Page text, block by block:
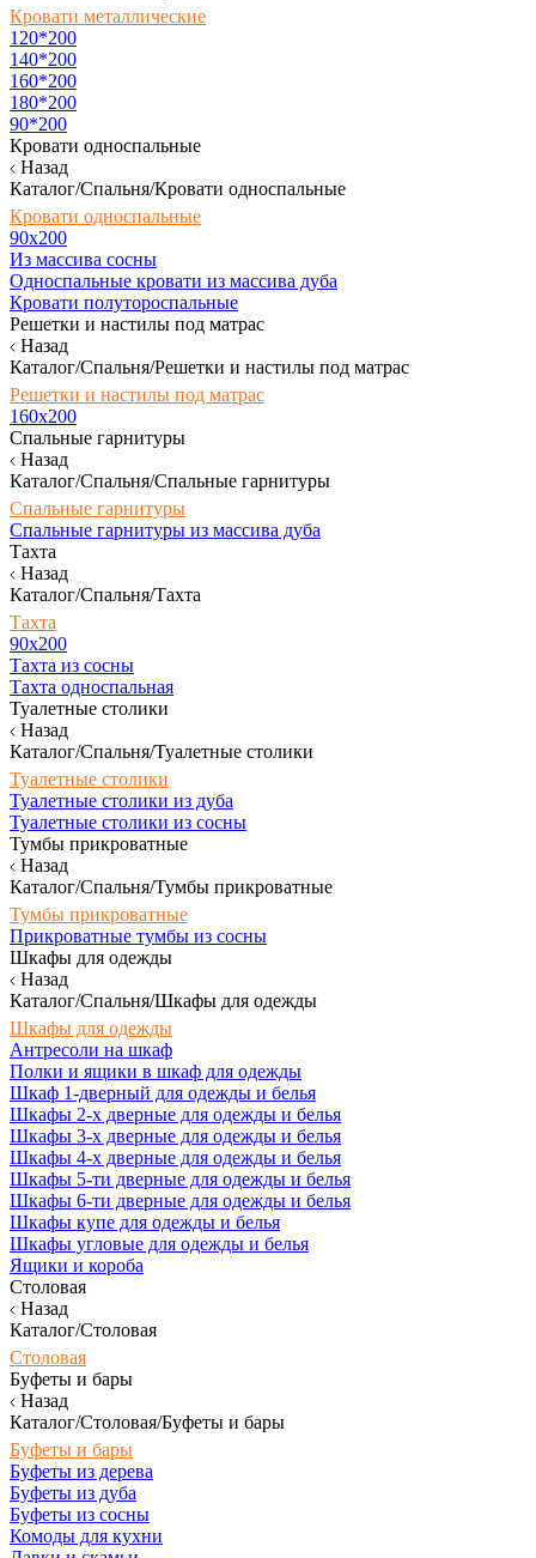
Кровати металлические
120*200
140*200
160*200
180*200
90*200
Кровати односпальные
Назад
Каталог/Спальня/Кровати односпальные
Кровати односпальные
90х200
Из массива сосны
Односпальные кровати из массива дуба
Кровати полутороспальные
Решетки и настилы под матрас
Назад
Каталог/Спальня/Решетки и настилы под матрас
Решетки и настилы под матрас
160х200
Спальные гарнитуры
Назад
Каталог/Спальня/Спальные гарнитуры
Спальные гарнитуры
Спальные гарнитуры из массива дуба
Тахта
Назад
Каталог/Спальня/Тахта
Тахта
90х200
Тахта из сосны
Тахта односпальная
Туалетные столики
Назад
Каталог/Спальня/Туалетные столики
Туалетные столики
Туалетные столики из дуба
Туалетные столики из сосны
Тумбы прикроватные
Назад
Каталог/Спальня/Тумбы прикроватные
Тумбы прикроватные
Прикроватные тумбы из сосны
Шкафы для одежды
Назад
Каталог/Спальня/Шкафы для одежды
Шкафы для одежды
Антресоли на шкаф
Полки и ящики в шкаф для одежды
Шкаф 1-дверный для одежды и белья
Шкафы 2-х дверные для одежды и белья
Шкафы 3-х дверные для одежды и белья
Шкафы 4-х дверные для одежды и белья
Шкафы 5-ти дверные для одежды и белья
Шкафы 6-ти дверные для одежды и белья
Шкафы купе для одежды и белья
Шкафы угловые для одежды и белья
Ящики и короба
Столовая
Назад
Каталог/Столовая
Столовая
Буфеты и бары
Назад
Каталог/Столовая/Буфеты и бары
Буфеты и бары
Буфеты из дерева
Буфеты из дуба
Буфеты из сосны
Комоды для кухни